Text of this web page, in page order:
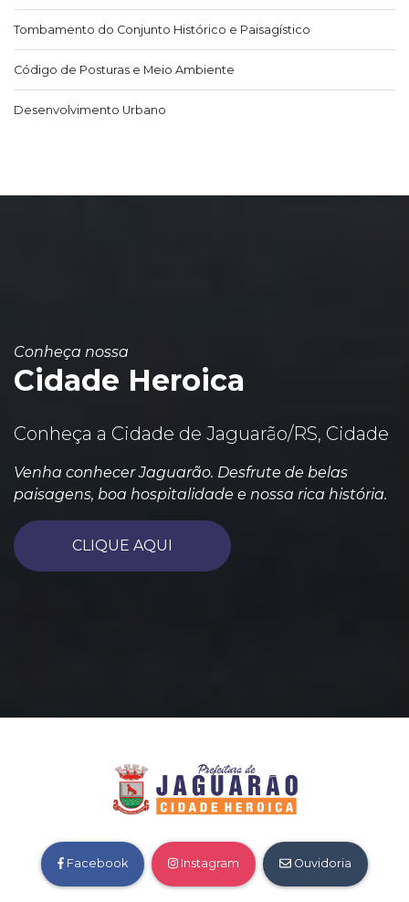
Tombamento do Conjunto Histórico e Paisagístico
Código de Posturas e Meio Ambiente
Desenvolvimento Urbano
Conheça nossa
Cidade Heroica
Conheça a Cidade de Jaguarão/RS, Cidade
Venha conhecer Jaguarão. Desfrute de belas
paisagens, boa hospitalidade e nossa rica história.
CLIQUE AQUI
Facebook Instagram Ouvidoria